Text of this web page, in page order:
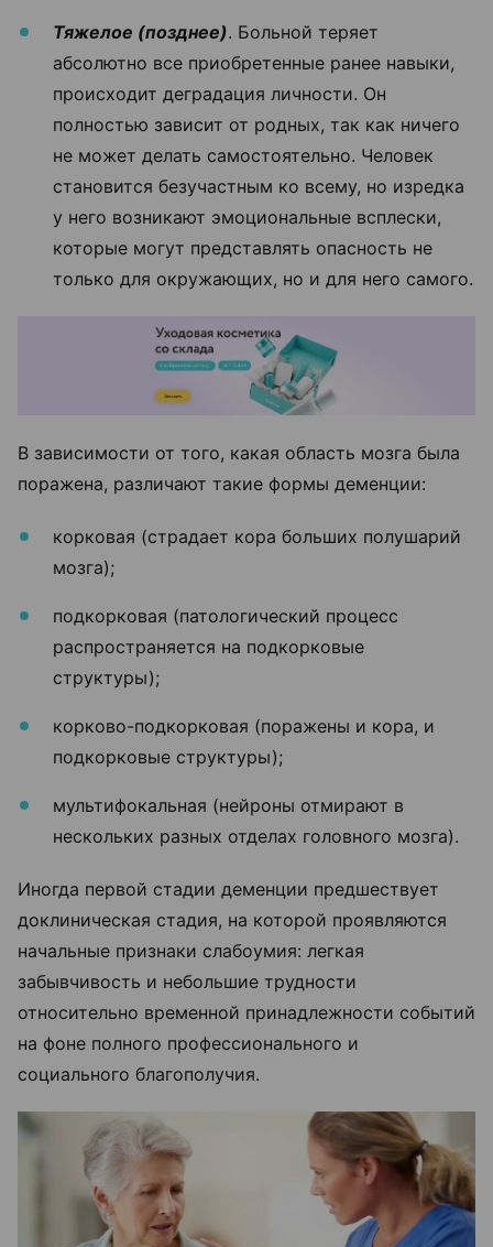
Тяжелое (позднее). Больной теряет
абсолютно все приобретенные ранее навыки,
происходит деградация личности. Он
полностью зависит от родных, так как ничего
не может делать самостоятельно. Человек
становится безучастным ко всему, но изредка
у него возникают эмоциональные всплески,
которые могут представлять опасность не
только для окружающих, но и для него самого.
В зависимости от того, какая область мозга была
поражена, различают такие формы деменции:
корковая (страдает кора больших полушарий
мозга);
подкорковая (патологический процесс
распространяется на подкорковые
структуры);
корково-подкорковая (поражены и кора, и
подкорковые структуры);
мультифокальная (нейроны отмирают в
нескольких разных отделах головного мозга).
Иногда первой стадии деменции предшествует
доклиническая стадия, на которой проявляются
начальные признаки слабоумия: легкая
забывчивость и небольшие трудности
относительно временной принадлежности событий
на фоне полного профессионального и
социального благополучия.